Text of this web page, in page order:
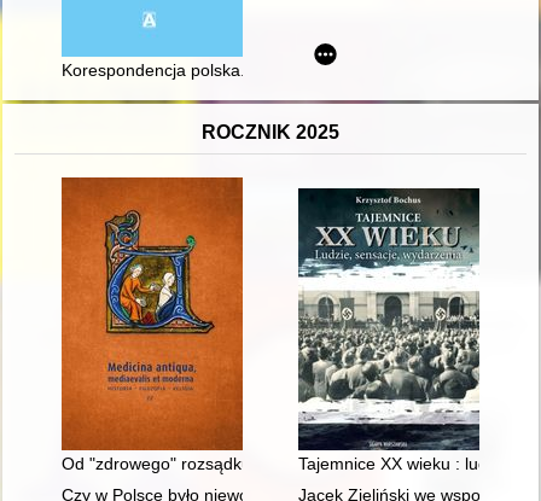
Korespondencja polska. Cz. 2
ROCZNIK 2025
Od "zdrowego" rozsądku do wiedzy medycznej : zdrowie
Tajemnice XX wieku : ludzie,
Czy w Polsce było niewolnictwo? : debata zorganizowana
Jacek Zieliński we